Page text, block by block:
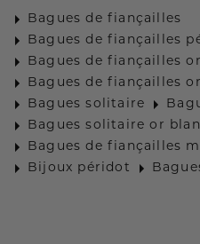
Bagues de fiançailles
Bagues de fiançailles
Bagues de fiançailles
Bagues de fiançailles
Bagues solitaire
Bagues solitaire or
Bagues de fiançailles
Bijoux péridot